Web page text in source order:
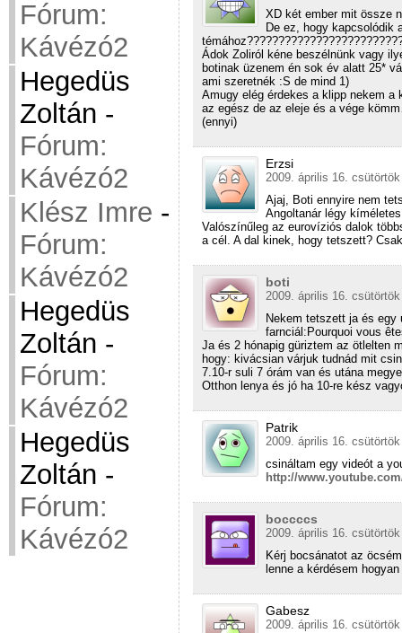
Fórum:
Kávézó2
Hegedüs
Zoltán -
Fórum:
Kávézó2
Klész Imre -
Fórum:
Kávézó2
Hegedüs
Zoltán -
Fórum:
Kávézó2
Hegedüs
Zoltán -
Fórum:
Kávézó2
XD két ember mit össze
De ez, hogy kapcsolódik
Ádok Zoliról kéne beszélnünk vagy
botinak üzenem én sok év alatt 25*
ami szeretnék :S de mind 1)
Amugy elég érdekes a klipp nekem
az egész de az eleje és a vége
(ennyi)
Erzsi
2009. április 16.
Ajaj, Boti ennyire nem
Angoltanár légy
Valószínűleg az eurovíziós dalok
a cél. A dal kinek, hogy tetszett?
boti
2009. április 16.
Nekem tetszett ja és egy
farnciál:Pourquoi vous
Ja és 2 hónapig güriztem az ötlelten
hogy: kivácsian várjuk tudnád mit
7.10-r suli 7 órám van és utána
Otthon lenya és jó ha 10-re kész
Patrik
2009. április 16.
csináltam egy videót a
http://
boccccs
2009. április 16.
Kérj bocsánatot az
lenne a kérdésem
Gabesz
2009. április 16.